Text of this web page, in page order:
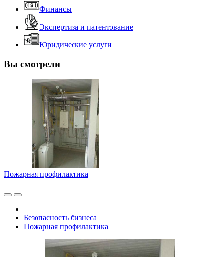
Финансы
Экспертиза и патентование
Юридические услуги
Вы смотрели
Пожарная профилактика
Безопасность бизнеса
Пожарная профилактика